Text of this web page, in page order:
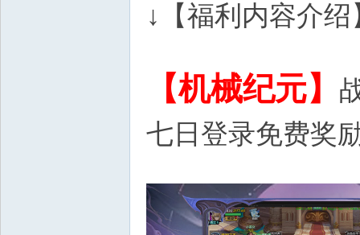
↓【福利内容介
【机械纪元】
七日登录免费奖